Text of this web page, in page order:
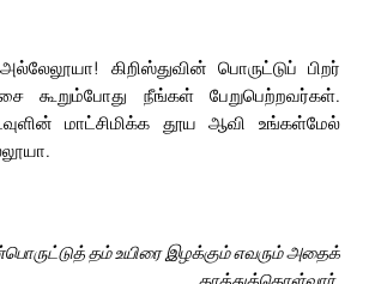
கிறிஸ்துவின் பொருட்டுப் பிறர்
கூறும்போது நீங்கள் பேறுபெற்றவர்கள்.
மாட்சிமிக்க தூய ஆவி உங்கள்மேல்
தம் உயிரை இழக்கும் எவரும் அதைக்